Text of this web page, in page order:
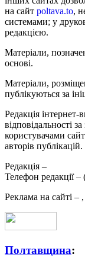
на сайт poltava.to,
системами; у
редакцією.
Матеріали,
основі.
Матеріали,
публікуються за
Редакція
відповідальності
користувачами
авторів публікацій.
Редакція –
Телефон редакції –
Реклама на сайті – ,
Полтавщина: